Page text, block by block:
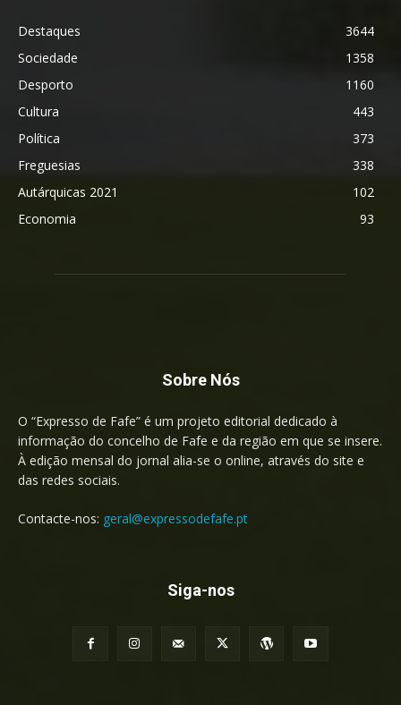
Destaques
3644
Sociedade
1358
Desporto
1160
Cultura
443
Política
373
Freguesias
338
Autárquicas 2021
102
Economia
93
Sobre Nós
O “Expresso de Fafe” é um projeto editorial dedicado à
informação do concelho de Fafe e da região em que se insere.
À edição mensal do jornal alia-se o online, através do site e
das redes sociais.
Contacte-nos: geral@expressodefafe.pt
Siga-nos